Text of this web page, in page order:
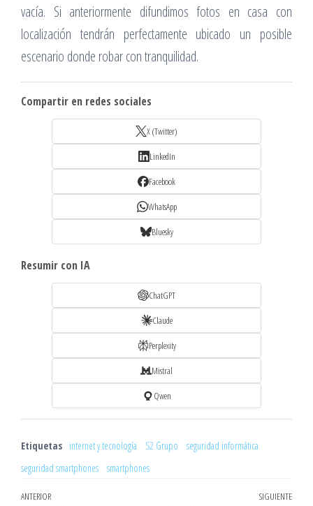
vacía. Si anteriormente difundimos fotos en casa con
localización tendrán perfectamente ubicado un posible
escenario donde robar con tranquilidad.
Compartir en redes sociales
X (Twitter)
LinkedIn
Facebook
WhatsApp
Bluesky
Resumir con IA
ChatGPT
Claude
Perplexity
Mistral
Qwen
Etiquetas internet y tecnología S2 Grupo
seguridad informática
seguridad smartphones
smartphones
Navegación
Entrada
ANTERIOR SIGUIENTE